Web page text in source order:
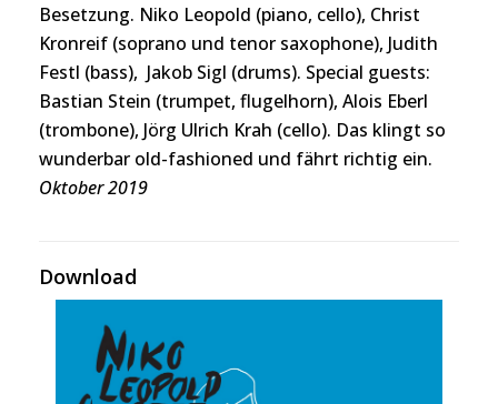
Besetzung. Niko Leopold (piano, cello), Christ
Kronreif (soprano und tenor saxophone), Judith
Festl (bass), Jakob Sigl (drums). Special guests:
Bastian Stein (trumpet, flugelhorn), Alois Eberl
(trombone), Jörg Ulrich Krah (cello). Das klingt so
wunderbar old-fashioned und fährt richtig ein.
Oktober 2019
Download